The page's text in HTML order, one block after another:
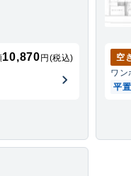
10,870 円(税込)
空
ワン
平